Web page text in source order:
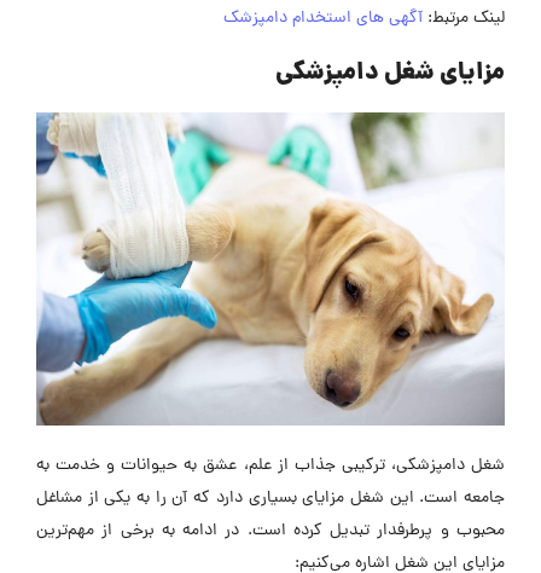
لینک مرتبط: آگهی های استخدام دامپزشک
مزایای شغل دامپزشکی
شغل دامپزشکی، ترکیبی جذاب از علم، عشق به حیوانات و خدمت به
جامعه است. این شغل مزایای بسیاری دارد که آن را به یکی از مشاغل
محبوب و پرطرفدار تبدیل کرده است. در ادامه به برخی از مهم‌ترین
مزایای این شغل اشاره می‌کنیم: